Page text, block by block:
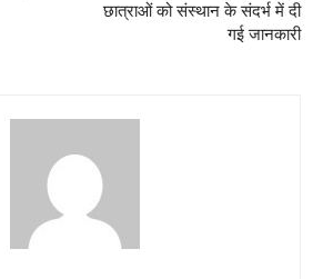
छात्राओं को संस्थान के संदर्भ में दी
गई जानकारी